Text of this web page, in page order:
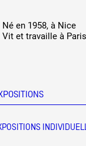
D'ARTISTES PACA
DE A
Né en 1958, à Nice
Vit et travaille à